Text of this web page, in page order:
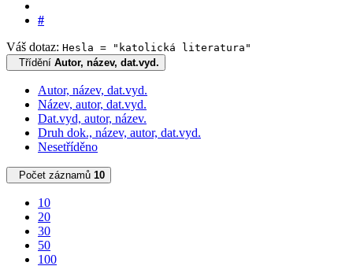
#
Váš dotaz: Hesla = "katolická literatura"
Třídění Autor, název, dat.vyd.
Autor, název, dat.vyd.
Název, autor, dat.vyd.
Dat.vyd, autor, název.
Druh dok., název, autor, dat.vyd.
Nesetříděno
Počet záznamů 10
10
20
30
50
100